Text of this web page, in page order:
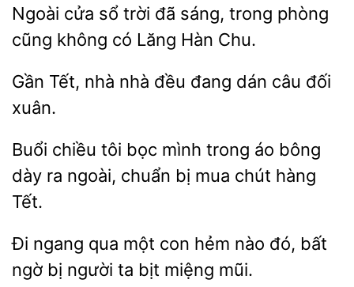
Ngoài sổ trời đã
trong phòng
cũng không có Lăng
Chu.
Gần Tết, nhà đang dán
đối
xuân.
chiều tôi bọc mình trong áo bông
dày ra ngoài,
bị mua
hàng
Tết.
Đi ngang qua một con hẻm
đó, bất
người ta bịt miệng mũi.